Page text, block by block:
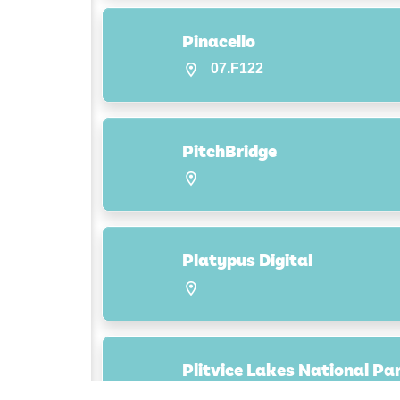
Pinacello
07.F122
PitchBridge
Platypus Digital
Plitvice Lakes National